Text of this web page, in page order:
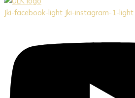
Jki-facebook-light Jki-instagram-1-light